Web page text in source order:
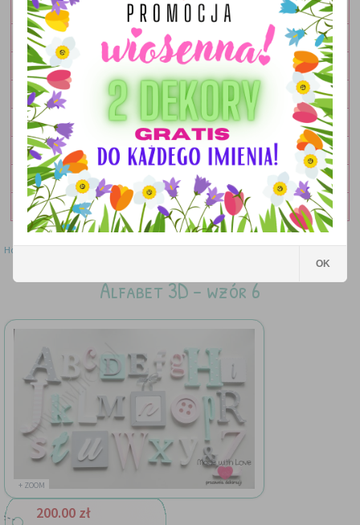
TABLICZKI
OBRAZKI
LAMPKI
DEKORACJE
DODATKI
ZESTAWY
OKOLICZNOŚCIOWE
WYPRZEDAŻ
Home
Alfabet 3D - wzór 6
+ ZOOM
200.00 zł
OK